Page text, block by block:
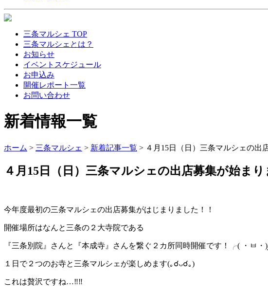
三条マルシェ TOP
三条マルシェとは？
お知らせ
イベントスケジュール
お申込み
開催レポート一覧
お問い合わせ
新着情報一覧
ホーム > 三条マルシェ > 新着記事一覧 > ４月15日（日）三条マルシェの出
４月15日（日）三条マルシェの出店募集が始まり
今年度最初の三条マルシェの出店募集がはじまりました！！
開催場所はなんと三条の２大寺院である
１日で２つのお寺と三条マルシェが楽しめます(｡☌ᴗ☌｡)
これは贅沢ですね…‼‼